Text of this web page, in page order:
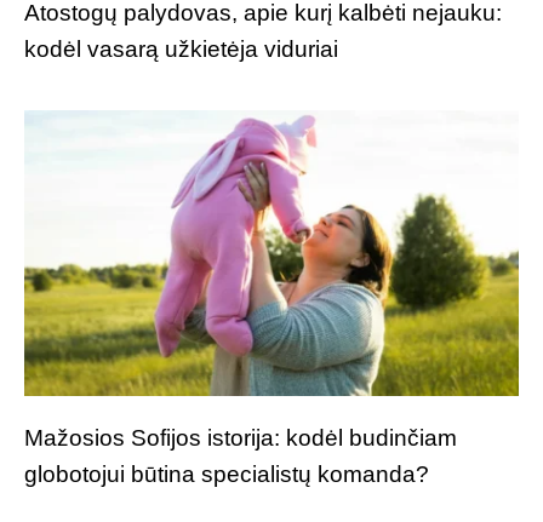
Atostogų palydovas, apie kurį kalbėti nejauku:
kodėl vasarą užkietėja viduriai
Mažosios Sofijos istorija: kodėl budinčiam
globotojui būtina specialistų komanda?